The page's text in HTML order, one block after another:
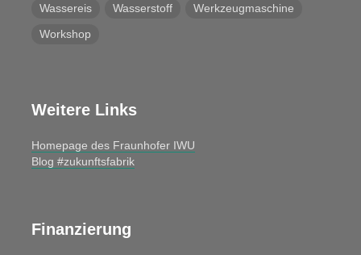
Wassereis
Wasserstoff
Werkzeugmaschine
Workshop
Weitere Links
Homepage des Fraunhofer IWU
Blog #zukunftsfabrik
Finanzierung